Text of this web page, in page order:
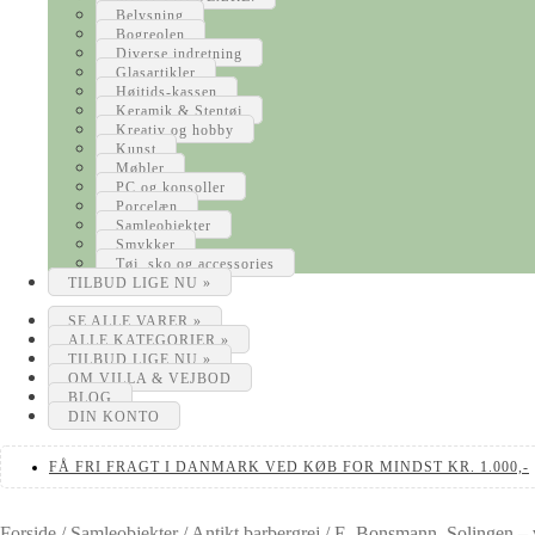
Belysning
Bogreolen
Diverse indretning
Glasartikler
Højtids-kassen
Keramik & Stentøj
Kreativ og hobby
Kunst
Møbler
PC og konsoller
Porcelæn
Samleobjekter
Smykker
Tøj, sko og accessories
TILBUD LIGE NU »
SE ALLE VARER »
ALLE KATEGORIER »
TILBUD LIGE NU »
OM VILLA & VEJBOD
BLOG
DIN KONTO
FÅ FRI FRAGT I DANMARK VED KØB FOR MINDST KR. 1.000,-